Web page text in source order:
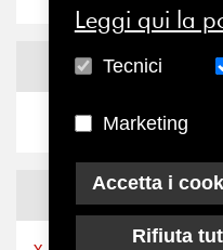
Leggi qui la
Tecnici
Marketing
Accetta i
Rifiuta